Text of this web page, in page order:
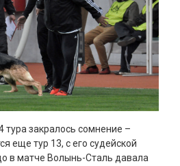
тура закралось сомнение –
еще тур 13, с его судейской
в матче Волынь-Сталь давала